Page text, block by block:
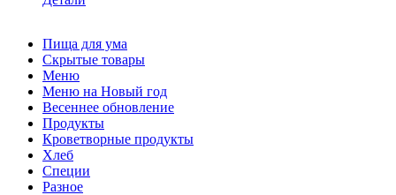
Пища для ума
Скрытые товары
Меню
Меню на Новый год
Весеннее обновление
Продукты
Кроветворные продукты
Хлеб
Специи
Разное